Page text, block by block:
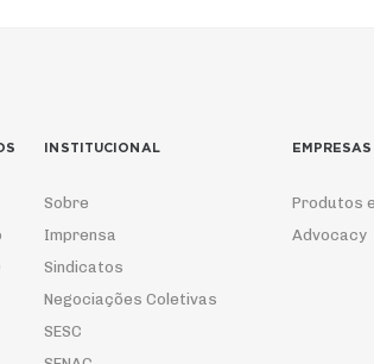
INSTITUCIONAL
Sobre
Imprensa
Sindicatos
Negociações Coletivas
SESC
EMPRESAS
Produtos
Advocacy